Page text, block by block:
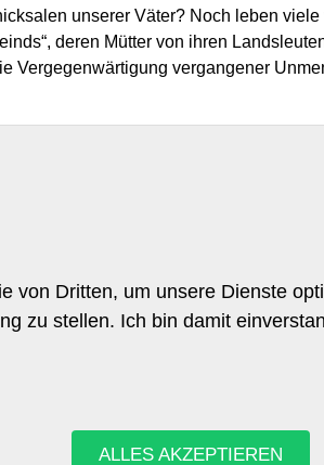
unserer Väter? Noch leben
deren Mütter von ihren
Vergegenwärtigung vergangener
DER
von Dritten, um unsere Dienste
zu stellen. Ich bin damit
ALLES AKZEPTIEREN